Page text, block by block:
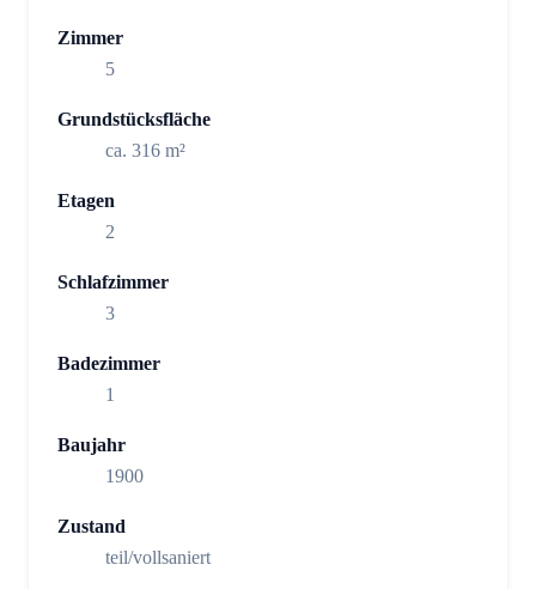
Zimmer
5
Grundstücksfläche
ca. 316 m²
Etagen
2
Schlafzimmer
3
Badezimmer
1
Baujahr
1900
Zustand
teil/vollsaniert